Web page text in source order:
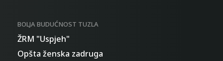
BOLJA BUDUĆNOST TUZLA
ŽRM "Uspjeh"
Opšta ženska zadruga